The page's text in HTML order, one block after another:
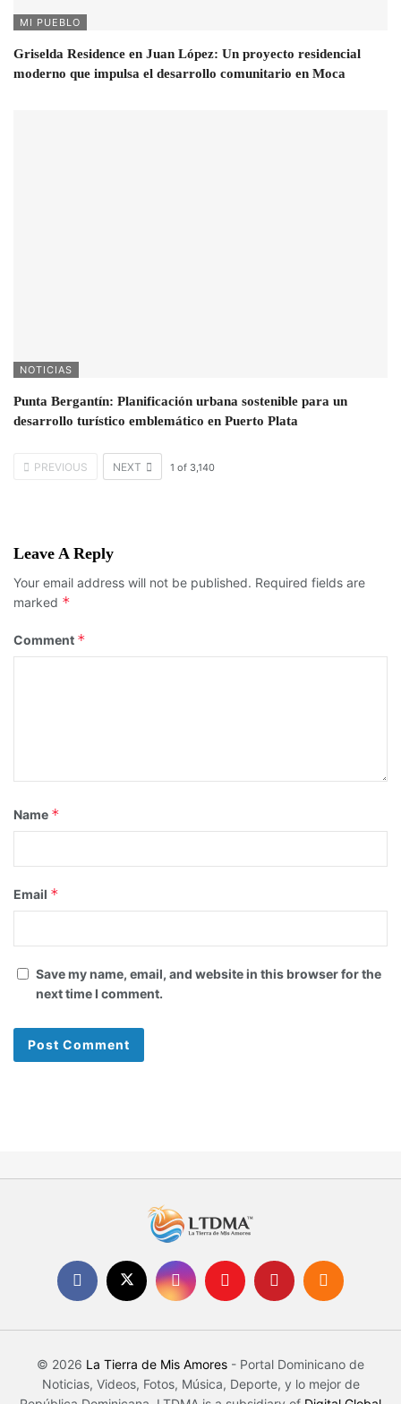
MI PUEBLO
Griselda Residence en Juan López: Un proyecto residencial
moderno que impulsa el desarrollo comunitario en Moca
NOTICIAS
Punta Bergantín: Planificación urbana sostenible para un
desarrollo turístico emblemático en Puerto Plata
PREVIOUS NEXT 1 of 3,140
Leave A Reply
Your email address will not be published. Required fields are
marked *
Comment *
Name *
Email *
Save my name, email, and website in this browser for the
next time I comment.
© 2026 La Tierra de Mis Amores - Portal Dominicano de
Noticias, Videos, Fotos, Música, Deporte, y lo mejor de